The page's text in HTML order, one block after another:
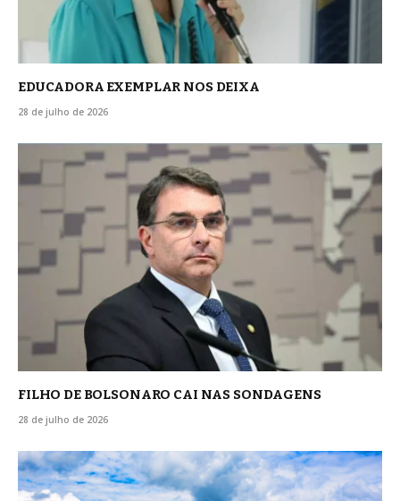
EDUCADORA EXEMPLAR NOS DEIXA
28 de julho de 2026
FILHO DE BOLSONARO CAI NAS SONDAGENS
28 de julho de 2026